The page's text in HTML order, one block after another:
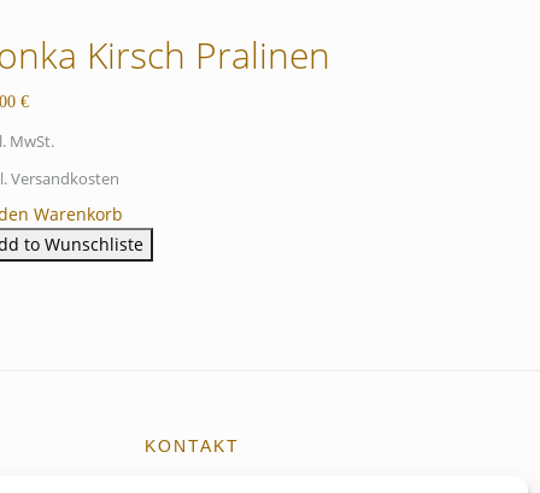
Kirsch Pralinen
€
MwSt.
Versandkosten
Warenkorb
to Wunschliste
KONTAKT